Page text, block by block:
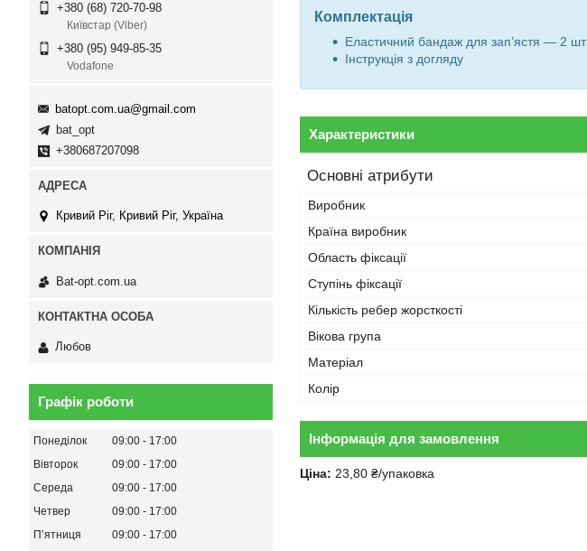
Комплектація
Еластичний бандаж для зап’ястя — 2 шт
Інструкція з догляду
Характеристики
Основні атрибути
Виробник
Країна виробник
Область фіксації
Ступінь фіксації
Кількість ребер жорсткості
Вікова група
Матеріал
Колір
Інформація для замовлення
Ціна: 23,80 ₴/упаковка
+380 (68) 720-70-98
Київстар (Viber)
+380 (95) 949-85-35
Vodafone
batopt.com.ua@gmail.com
bat_opt
+380687207098
Кривий Ріг, Кривий Ріг, Україна
Bat-opt.com.ua
Любов
Графік роботи
Понеділок 09:00
17:00
Вівторок
09:00
17:00
Середа
09:00
17:00
Четвер
09:00
17:00
Пʼятниця
09:00
17:00